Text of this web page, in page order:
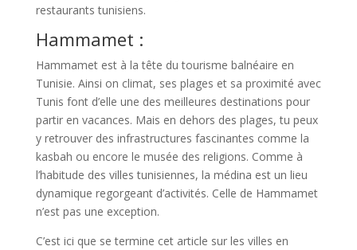
restaurants tunisiens.
Hammamet :
Hammamet est à la tête du tourisme balnéaire en
Tunisie. Ainsi on climat, ses plages et sa proximité avec
Tunis font d’elle une des meilleures destinations pour
partir en vacances. Mais en dehors des plages, tu peux
y retrouver des infrastructures fascinantes comme la
kasbah ou encore le musée des religions. Comme à
l’habitude des villes tunisiennes, la médina est un lieu
dynamique regorgeant d’activités. Celle de Hammamet
n’est pas une exception.
C’est ici que se termine cet article sur les villes en